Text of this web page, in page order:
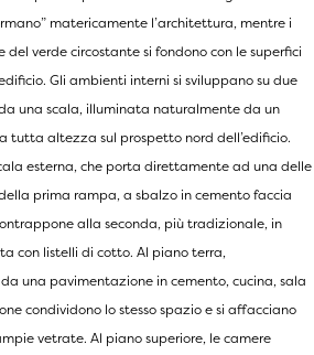
matericamente l’architettura, mentre i
del verde circostante si fondono con le superfici
Gli ambienti interni si sviluppano su due
una scala, illuminata naturalmente da un
tutta altezza sul prospetto nord dell’edificio.
esterna, che porta direttamente ad una delle
prima rampa, a sbalzo in cemento faccia
alla seconda, più tradizionale, in
con listelli di cotto. Al piano terra,
una pavimentazione in cemento, cucina, sala
condividono lo stesso spazio e si affacciano
vetrate. Al piano superiore, le camere